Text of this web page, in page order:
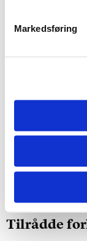
Markedsføring
Studenten
forstår
forstår sterke
Krav til
Ingen ut over
Tilrådde